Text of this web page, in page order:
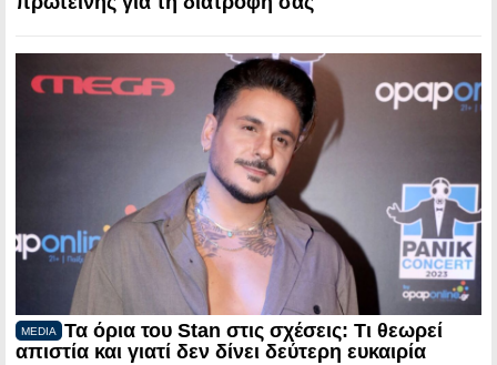
MEDIA
Τα όρια του Stan στις σχέσεις: Τι θεωρεί
απιστία και γιατί δεν δίνει δεύτερη ευκαιρία